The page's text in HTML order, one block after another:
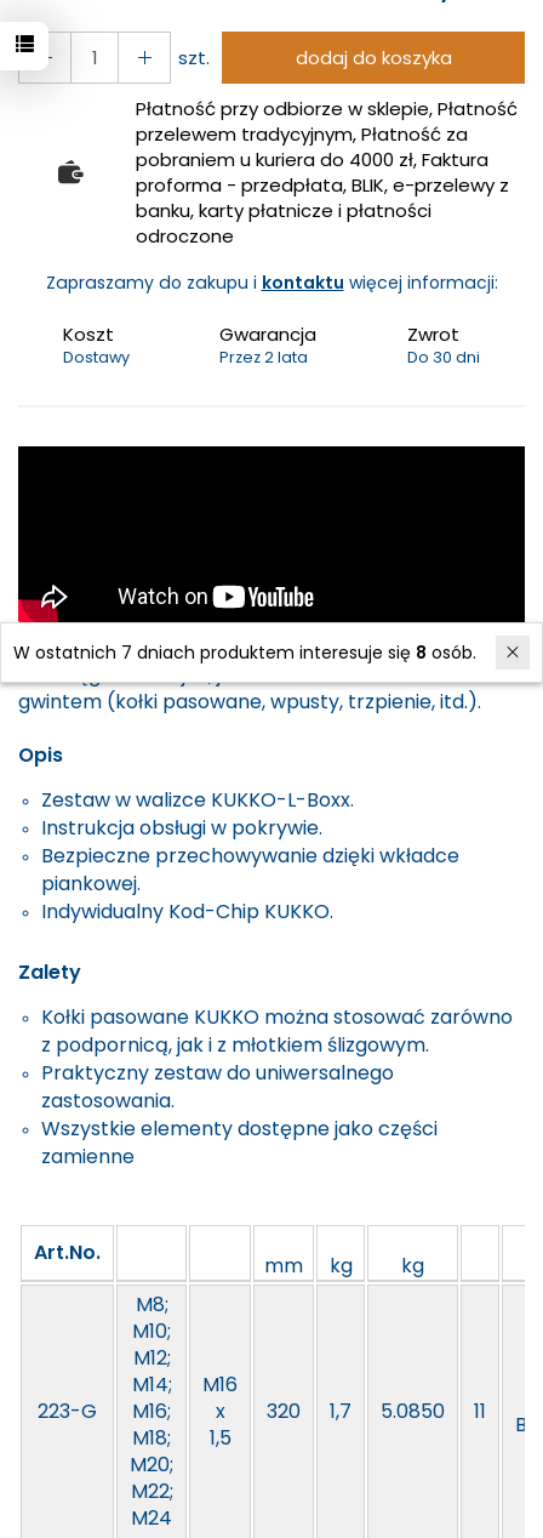
szt.
dodaj do koszyka
Płatność przy odbiorze w sklepie, Płatność
przelewem tradycyjnym, Płatność za
pobraniem u kuriera do 4000 zł, Faktura
proforma - przedpłata, BLIK, e-przelewy z
banku, karty płatnicze i płatności
odroczone
Zapraszamy do zakupu i kontaktu więcej informacji:
Koszt
Dostawy
Gwarancja
Przez 2 lata
Zwrot
Do 30 dni
Do ściągania tulejek, jak również elementów z
gwintem (kołki pasowane, wpusty, trzpienie, itd.).
Opis
Zestaw w walizce KUKKO-L-Boxx.
Instrukcja obsługi w pokrywie.
Bezpieczne przechowywanie dzięki wkładce
piankowej.
Indywidualny Kod-Chip KUKKO.
Zalety
Kołki pasowane KUKKO można stosować zarówno
z podpornicą, jak i z młotkiem ślizgowym.
Praktyczny zestaw do uniwersalnego
zastosowania.
Wszystkie elementy dostępne jako części
zamienne
Art.No. mm kg kg
223-G
M8;
M10;
M12;
M14;
M16;
M18;
M20;
M22;
M24
M16
x
1,5
320 1,7 5.0850 11
W ostatnich 7 dniach produktem interesuje się 8 osób.